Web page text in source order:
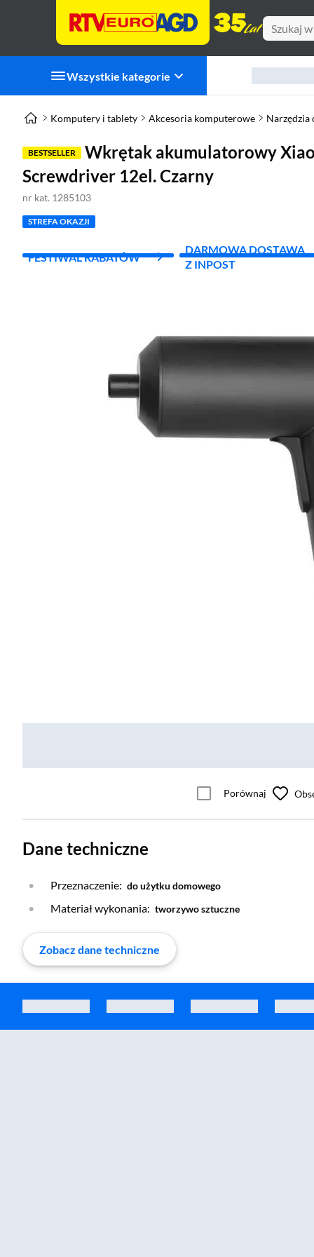
Wszystkie kategorie
Komputery i tablety Akcesoria komputerowe Narzędzia
BESTSELLER
Wkrętak akumulatorowy
Screwdriver 12el. Czarny
nr kat. 1285103
STREFA OKAZJI
FESTIWAL RABATÓW
DARMOWA DOSTAWA
Z INPOST
Porównaj
Dane techniczne
Przeznaczenie: do użytku domowego
Materiał wykonania: tworzywo sztuczne
Zobacz dane techniczne